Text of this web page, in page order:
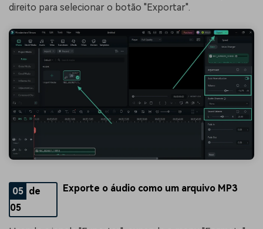
direito para selecionar o botão "Exportar".
05 de
05
Exporte o áudio como um arquivo MP3